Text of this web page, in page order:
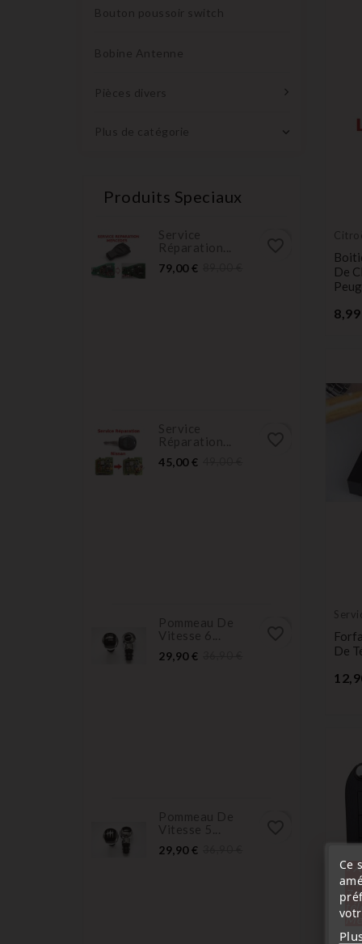
Bouton poussoir switch
Bobine Antenne
Pièces divers
Plus de catégorie 
Produits Speciaux
Service
Réparation...
Prix
79,00 €
Service
Réparation...
Prix
45,00 €
Pommeau De
Vitesse 6...
Prix
29,90 €
Pommeau De
Vitesse 5...
Prix
29,90 €
De
8,99
De
Ce
«
7